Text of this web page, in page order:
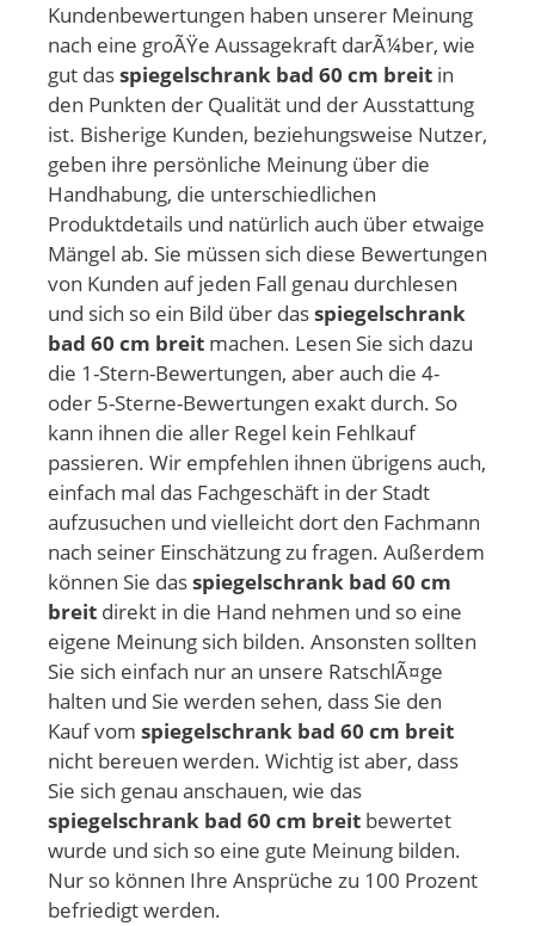
Kundenbewertungen haben unserer Meinung
nach eine groÃŸe Aussagekraft darÃ¼ber, wie
gut dasspiegelschrank bad 60 cm breit in
den Punkten der Qualität und der Ausstattung
ist. Bisherige Kunden, beziehungsweise Nutzer,
geben ihre persönliche Meinung über die
Handhabung, die unterschiedlichen
Produktdetails und natürlich auch über etwaige
Mängel ab. Sie müssen sich diese Bewertungen
von Kunden auf jeden Fall genau durchlesen
und sich so ein Bild über dasspiegelschrank
bad 60 cm breit machen. Lesen Sie sich dazu
die 1-Stern-Bewertungen, aber auch die 4-
oder 5-Sterne-Bewertungen exakt durch. So
kann ihnen die aller Regel kein Fehlkauf
passieren. Wir empfehlen ihnen übrigens auch,
einfach mal das Fachgeschäft in der Stadt
aufzusuchen und vielleicht dort den Fachmann
nach seiner Einschätzung zu fragen. Außerdem
können Sie dasspiegelschrank bad 60 cm
breit direkt in die Hand nehmen und so eine
eigene Meinung sich bilden. Ansonsten sollten
Sie sich einfach nur an unsere RatschlÃ¤ge
halten und Sie werden sehen, dass Sie den
Kauf vom spiegelschrank bad 60 cm breit
nicht bereuen werden. Wichtig ist aber, dass
Sie sich genau anschauen, wie das
spiegelschrank bad 60 cm breit bewertet
wurde und sich so eine gute Meinung bilden.
Nur so können Ihre Ansprüche zu 100 Prozent
befriedigt werden.